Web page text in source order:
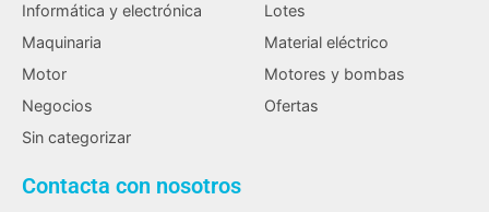
Informática y electrónica
Lotes
Maquinaria
Material eléctrico
Motor
Motores y bombas
Negocios
Ofertas
Sin categorizar
Contacta con nosotros